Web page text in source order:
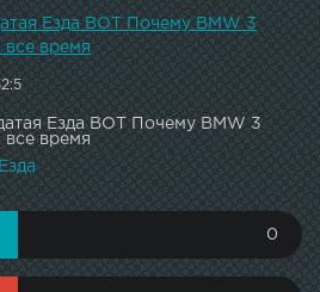
Езда ВОТ Почему BMW 3
время
Езда ВОТ Почему BMW 3
время
0